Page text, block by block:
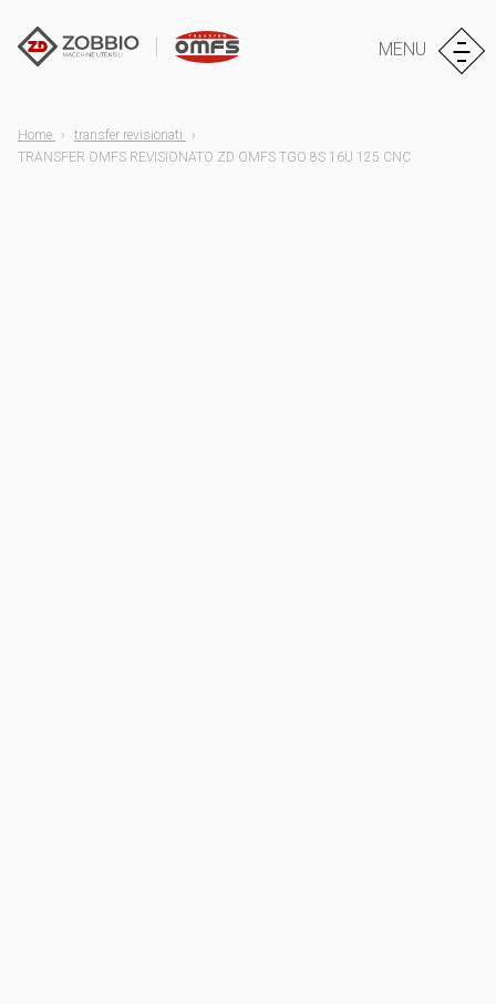
MENU
Home
transfer revisionati
TRANSFER OMFS REVISIONATO ZD OMFS TGO 8S 16U 125 CNC